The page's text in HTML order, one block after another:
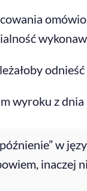
odnieść
wyroku z
w
inaczej